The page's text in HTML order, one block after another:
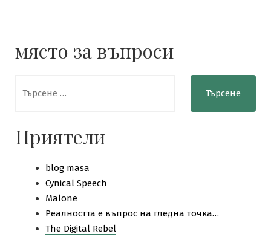
на
място за въпроси
за:
Приятели
blog masa
Cynical Speech
Malone
Pеалността е въпрос на гледна точка…
The Digital Rebel